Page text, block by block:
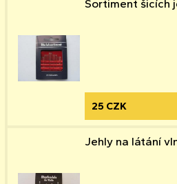
Sortiment šicích
25 CZK
Jehly na látání